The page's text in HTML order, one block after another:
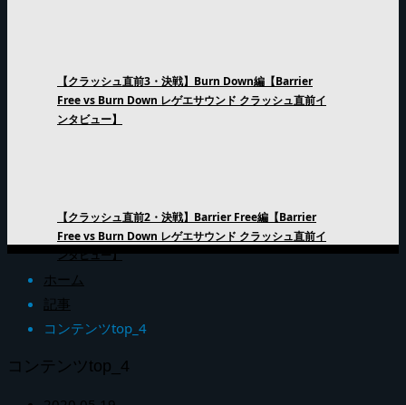
【クラッシュ直前3・決戦】Burn Down編【Barrier
Free vs Burn Down レゲエサウンド クラッシュ直前イ
ンタビュー】
【クラッシュ直前2・決戦】Barrier Free編【Barrier
Free vs Burn Down レゲエサウンド クラッシュ直前イ
ンタビュー】
ホーム
記事
コンテンツtop_4
コンテンツtop_4